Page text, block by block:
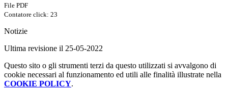
File PDF
Contatore click: 23
Notizie
Ultima revisione il 25-05-2022
Questo sito o gli strumenti terzi da questo utilizzati si avvalgono di
cookie necessari al funzionamento ed utili alle finalità illustrate nella
COOKIE POLICY.